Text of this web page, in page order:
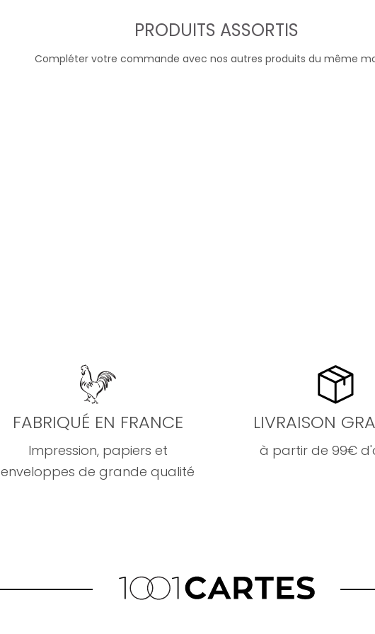
PRODUITS ASSORTIS
Compléter votre commande avec nos autres produits du même
FABRIQUÉ EN FRANCE
Impression, papiers et
enveloppes de grande qualité
LIVRAISON
à partir de 99€